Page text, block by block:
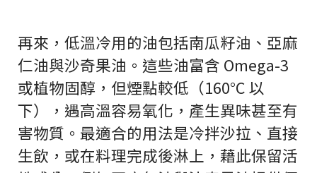
再來，低溫冷用的油包括南瓜籽油、亞麻
仁油與沙奇果油。這些油富含 Omega-3
或植物固醇，但煙點較低（160°C 以
下），遇高溫容易氧化，產生異味甚至有
害物質。最適合的用法是冷拌沙拉、直接
生飲，或在料理完成後淋上，藉此保留活